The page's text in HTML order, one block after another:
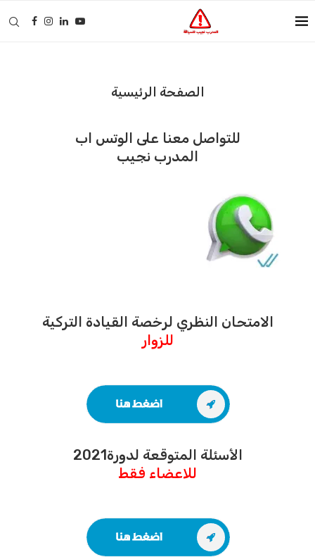
الصفحة الرئيسية
للتواصل معنا على الوتس اب
المدرب نجيب
الامتحان النظري لرخصة القيادة التركية
للزوار
الأسئلة المتوقعة لدورة2021
للاعضاء فقط